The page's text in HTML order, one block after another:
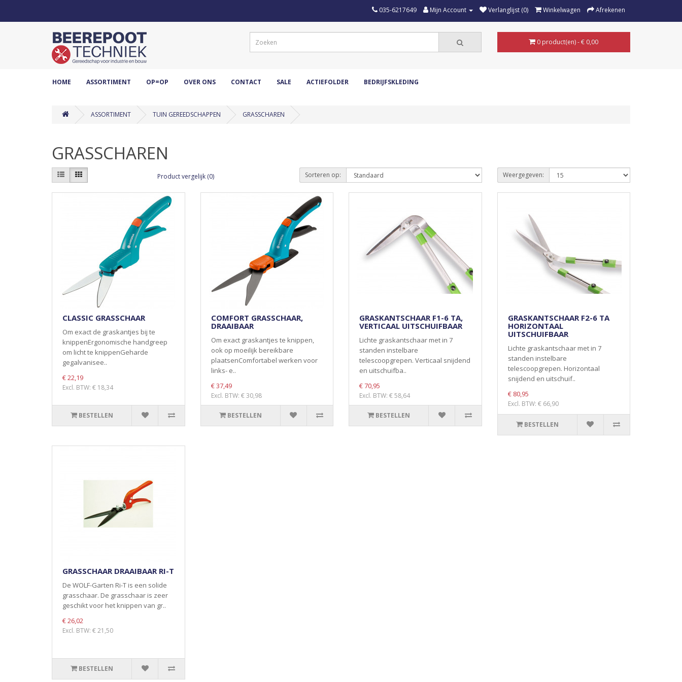
035-6217649 Mijn Account Verlanglijst (0) Winkelwagen Afrekenen
0 product(en) - € 0,00
HOME ASSORTIMENT OP=OP OVER ONS CONTACT SALE ACTIEFOLDER BEDRIJFSKLEDING
ASSORTIMENT TUIN GEREEDSCHAPPEN GRASSCHAREN
GRASSCHAREN
Product vergelijk (0) Sorteren op: Weergegeven:
CLASSIC GRASSCHAAR
Om exact de graskantjes bij te
knippenErgonomische handgreep
om licht te knippenGeharde
gegalvanisee..
€ 22,19
Excl. BTW: € 18,34
BESTELLEN
COMFORT GRASSCHAAR,
DRAAIBAAR
Om exact graskantjes te knippen,
ook op moeilijk bereikbare
plaatsenComfortabel werken voor
links- e..
€ 37,49
Excl. BTW: € 30,98
BESTELLEN
GRASKANTSCHAAR F1-6 TA,
VERTICAAL UITSCHUIFBAAR
Lichte graskantschaar met in 7
standen instelbare
telescoopgrepen. Verticaal snijdend
en uitschuifba..
€ 70,95
Excl. BTW: € 58,64
BESTELLEN
GRASKANTSCHAAR F2-6 TA
HORIZONTAAL
UITSCHUIFBAAR
Lichte graskantschaar met in 7
standen instelbare
telescoopgrepen. Horizontaal
snijdend en uitschuif..
€ 80,95
Excl. BTW: € 66,90
BESTELLEN
GRASSCHAAR DRAAIBAAR RI-T
De WOLF-Garten Ri-T is een solide
grasschaar. De grasschaar is zeer
geschikt voor het knippen van gr..
€ 26,02
Excl. BTW: € 21,50
BESTELLEN